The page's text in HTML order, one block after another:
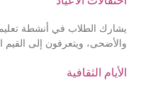
يشارك الطلاب في أنشطة
والأضحى، ويتعرفون إلى القيم
الأيام الثقافية